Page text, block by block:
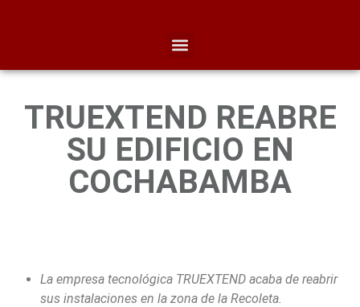
TRUEXTEND REABRE
SU EDIFICIO EN
COCHABAMBA
La empresa tecnológica TRUEXTEND acaba de reabrir
sus instalaciones en la zona de la Recoleta.